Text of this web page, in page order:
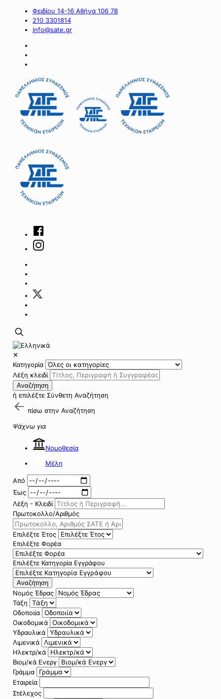
Φειδίου 14-16 Αθήνα 106 78
210 3301814
info@sate.gr
✕
Κατηγορία
Λέξη κλειδί
Αναζήτηση
ή επιλέξτε Σύνθετη Αναζήτηση
πίσω στην Αναζήτηση
Ψάχνω για
Νομοθεσία
Μέλη
Από
Έως
Λέξη - Κλειδί
Πρωτοκολλο/Αριθμός
Επιλέξτε Έτος
Επιλέξτε Φορέα
Επιλέξτε Κατηγορία Εγγράφου
Αναζήτηση
Νομός Έδρας
Τάξη
Οδοποιία
Οικοδομικά
Υδραυλικά
Λιμενικά
Ηλεκτρ/κά
Βιομ/κά Ενεργ
Γράμμα
Εταιρεία
Στέλεχος